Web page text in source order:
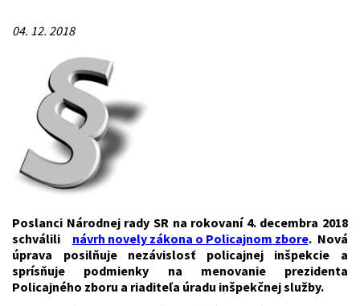
04. 12. 2018
Poslanci Národnej rady SR na rokovaní 4. decembra 2018
schválili návrh novely zákona o Policajnom zbore. Nová
úprava posilňuje nezávislosť policajnej inšpekcie a
sprísňuje podmienky na menovanie prezidenta
Policajného zboru a riaditeľa úradu inšpekčnej služby.